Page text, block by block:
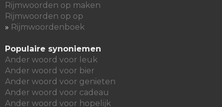
Rijmwoorden op maken
Rijmwoorden op op
» Rijmwoordenboek
Populaire synoniemen
Ander woord voor leuk
Ander woord voor bier
Ander woord voor genieten
Ander woord voor cadeau
Ander woord voor hopelijk